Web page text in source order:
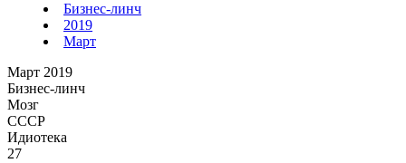
Бизнес-линч
2019
Март
Март 2019
Бизнес-линч
Мозг
СССР
Идиотека
27